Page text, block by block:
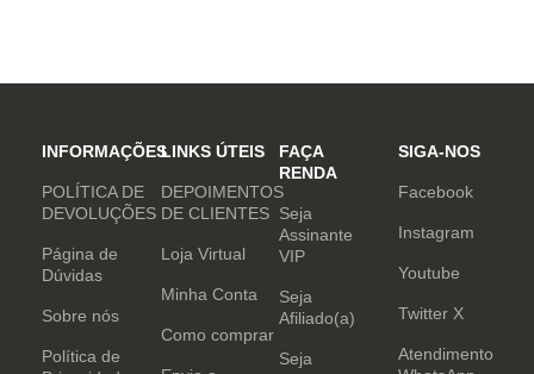
INFORMAÇÕES
POLÍTICA DE
DEVOLUÇÕES
Página de
Dúvidas
Sobre nós
Política de
LINKS ÚTEIS
DEPOIMENTOS
DE CLIENTES
Loja Virtual
Minha Conta
Como comprar
FAÇA
RENDA
Seja
Assinante
VIP
Seja
Afiliado(a)
Seja
SIGA-NOS
Facebook
Instagram
Youtube
Twitter X
Atendimento